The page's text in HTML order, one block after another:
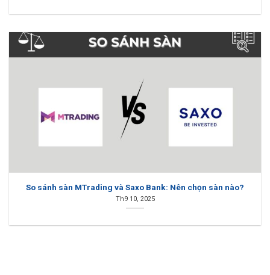
So sánh sàn MTrading và Saxo Bank: Nên chọn sàn nào?
Th9 10, 2025